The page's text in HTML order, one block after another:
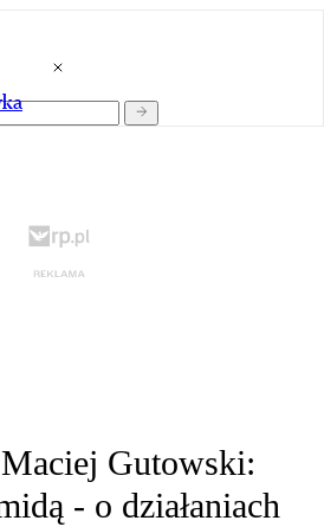
Gutowski:
- o działaniach